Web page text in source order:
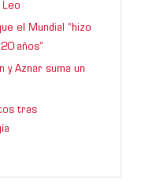
el Mundial “hizo
años”
y Aznar suma un
tras